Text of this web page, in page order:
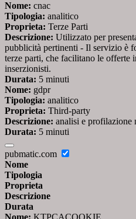
Nome: cnac
Tipologia: analitico
Proprieta: Terze Parti
Descrizione: Utilizzato per
pubblicità pertinenti - Il servizio è
terze parti, che facilitano le offerte
inserzionisti.
Durata: 5 minuti
Nome: gdpr
Tipologia: analitico
Proprieta: Third-party
Descrizione: analisi e profilazione
Durata: 5 minuti
pubmatic.com
Nome
Tipologia
Proprieta
Descrizione
Durata